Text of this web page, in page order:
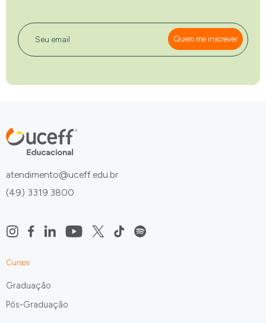
Quero me inscrever
atendimento@uceff.edu.br
(49) 3319.3800
Cursos
Graduação
Pós-Graduação